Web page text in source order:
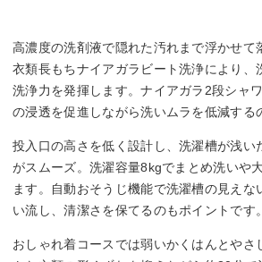
ー
騒音レベル(洗濯時/脱水時/乾燥時)
32/39/- dB
幅x高さx奥行き
1225x775x238 mm
高濃度の洗剤液で隠れた汚れまで浮かせて
衣類長もちナイアガラビート洗浄により、
洗浄力を発揮します。ナイアガラ2段シャ
の浸透を促進しながら洗いムラを低減する
投入口の高さを低く設計し、洗濯槽が浅い
がスムーズ。洗濯容量8kgでまとめ洗いや
ます。自動おそうじ機能で洗濯槽の見えな
い流し、清潔さを保てるのもポイントです。
おしゃれ着コースでは弱いかくはんとやさ